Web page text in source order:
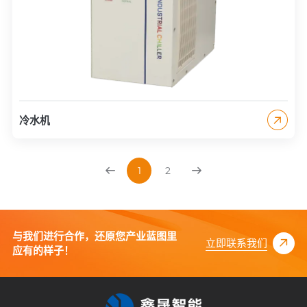
冷水机
1 2
与我们进行合作，还原您产业蓝图里
应有的样子！
立即联系我们